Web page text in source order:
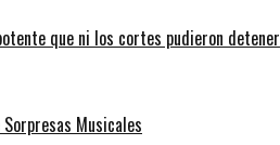
que ni los cortes pudieron detener
Sorpresas Musicales